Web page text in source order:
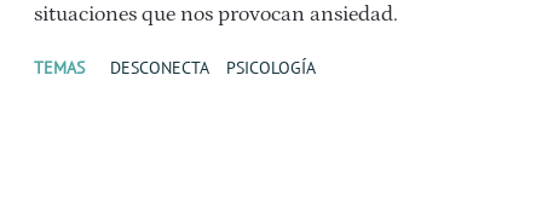
situaciones que nos provocan ansiedad.
TEMAS DESCONECTA PSICOLOGÍA